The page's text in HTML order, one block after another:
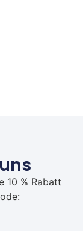
10 % Rabatt